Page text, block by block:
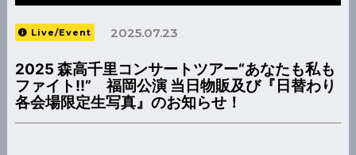
Live/Event 2025.07.23
2025 森高千里コンサートツアー“あなたも私も
ファイト!!” 福岡公演 当日物販及び『日替わり
各会場限定生写真』のお知らせ！